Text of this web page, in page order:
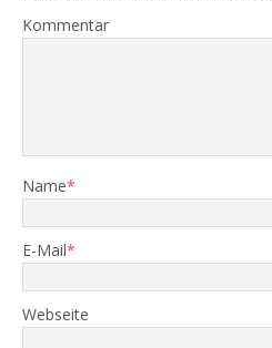
Kommentar
Name*
E-Mail*
Webseite